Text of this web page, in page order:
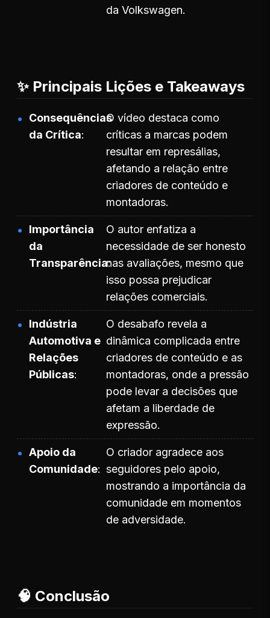
da Volkswagen.
✨ Principais Lições e Takeaways
Consequências
da Crítica
O vídeo destaca como
críticas a marcas podem
resultar em represálias,
afetando a relação entre
criadores de conteúdo e
montadoras.
Importância
da
Transparência
O autor enfatiza a
necessidade de ser honesto
nas avaliações, mesmo que
isso possa prejudicar
relações comerciais.
Indústria
Automotiva e
Relações
Públicas
O desabafo revela a
dinâmica complicada entre
criadores de conteúdo e as
montadoras, onde a pressão
pode levar a decisões que
afetam a liberdade de
expressão.
Apoio da
Comunidade
O criador agradece aos
seguidores pelo apoio,
mostrando a importância da
comunidade em momentos
de adversidade.
🧠 Conclusão